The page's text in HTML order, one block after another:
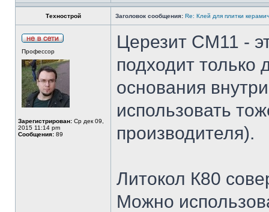
Технострой Заголовок сообщения: Re: Клей для плитки
Профессор
Зарегистрирован: Ср дек 09,
2015 11:14 pm
Сообщения: 89
Церезит СМ11 -
подходит
основания
использовать
производителя).
Литокол К80
Можно